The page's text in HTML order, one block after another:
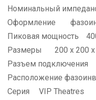
Номинальный
Оформление
Пиковая мощность
Размеры
200 x 200
Разъем подключения
Расположение
Серия
VIP Theatres